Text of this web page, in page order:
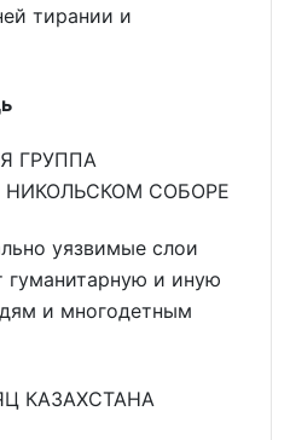
тирании и
ГРУППА
СОБОРЕ
уязвимые слои
гуманитарную и иную
и многодетным
КАЗАХСТАНА